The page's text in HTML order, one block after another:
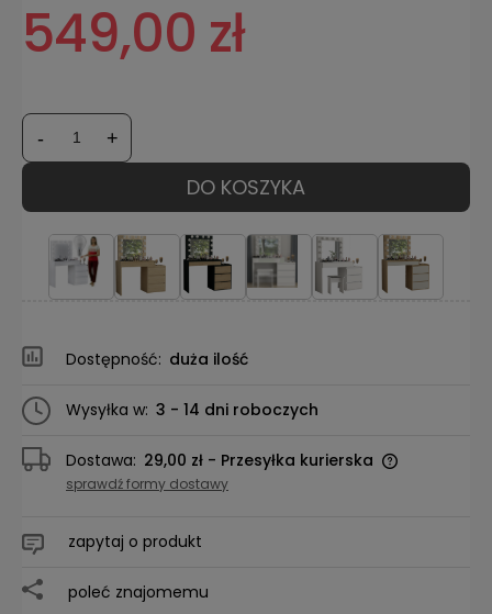
549,00 zł
- +
DO KOSZYKA
Dostępność: duża ilość
Wysyłka w: 3 - 14 dni roboczych
Dostawa: 29,00 zł - Przesyłka kurierska
sprawdź formy dostawy
zapytaj o produkt
poleć znajomemu